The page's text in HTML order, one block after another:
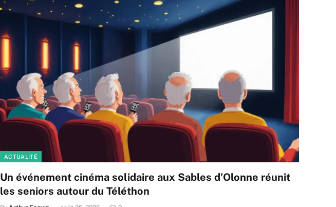
ACTUALITÉ
Un événement cinéma solidaire aux Sables d’Olonne réunit
les seniors autour du Téléthon